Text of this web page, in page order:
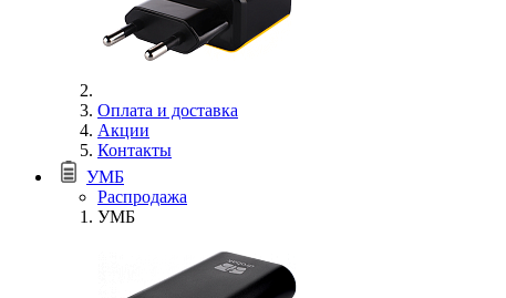
Оплата и доставка
Акции
Контакты
УМБ
Распродажа
УМБ